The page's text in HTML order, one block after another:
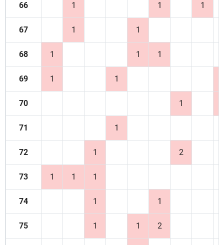
66 1 1 1
67 1 1
68 1 1 1
69 1 1
70 1
71 1
72 1 2
73 1 1 1
74 1 1
75 1 1 2